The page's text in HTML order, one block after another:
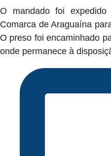
O mandado foi
Comarca de Araguaína
O preso foi encaminhado
onde permanece à